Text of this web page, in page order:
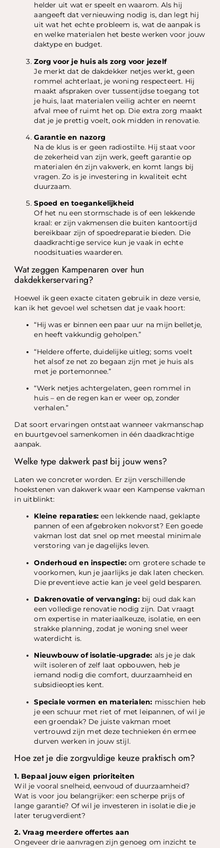
helder uit wat er speelt en waarom. Als hij
aangeeft dat vernieuwing nodig is, dan legt hij
uit wat het echte probleem is, wat de aanpak is
en welke materialen het beste werken voor jouw
daktype en budget.
Zorg voor je huis als zorg voor jezelf
Je merkt dat de dakdekker netjes werkt, geen
rommel achterlaat, je woning respecteert. Hij
maakt afspraken over tussentijdse toegang tot
je huis, laat materialen veilig achter en neemt
afval mee of ruimt het op. Die extra zorg maakt
dat je je prettig voelt, ook midden in renovatie.
Garantie en nazorg
Na de klus is er geen radiostilte. Hij staat voor
de zekerheid van zijn werk, geeft garantie op
materialen én zijn vakwerk, en komt langs bij
vragen. Zo is je investering in kwaliteit echt
duurzaam.
Spoed en toegankelijkheid
Of het nu een stormschade is of een lekkende
kraal: er zijn vakmensen die buiten kantoortijd
bereikbaar zijn of spoedreparatie bieden. Die
daadkrachtige service kun je vaak in echte
noodsituaties waarderen.
Wat zeggen Kampenaren over hun
dakdekkerservaring?
Hoewel ik geen exacte citaten gebruik in deze versie,
kan ik het gevoel wel schetsen dat je vaak hoort:
“Hij was er binnen een paar uur na mijn belletje,
en heeft vakkundig geholpen.”
“Heldere offerte, duidelijke uitleg; soms voelt
het alsof ze net zo begaan zijn met je huis als
met je portemonnee.”
“Werk netjes achtergelaten, geen rommel in
huis – en de regen kan er weer op, zonder
verhalen.”
Dat soort ervaringen ontstaat wanneer vakmanschap
en buurtgevoel samenkomen in één daadkrachtige
aanpak.
Welke type dakwerk past bij jouw wens?
Laten we concreter worden. Er zijn verschillende
hoekstenen van dakwerk waar een Kampense vakman
in uitblinkt:
Kleine reparaties: een lekkende naad, geklapte
pannen of een afgebroken nokvorst? Een goede
vakman lost dat snel op met meestal minimale
verstoring van je dagelijks leven.
Onderhoud en inspectie: om grotere schade te
voorkomen, kun je jaarlijks je dak laten checken.
Die preventieve actie kan je veel geld besparen.
Dakrenovatie of vervanging:bij oud dak kan
een volledige renovatie nodig zijn. Dat vraagt
om expertise in materiaalkeuze, isolatie, en een
strakke planning, zodat je woning snel weer
waterdicht is.
Nieuwbouw of isolatie-upgrade: als je je dak
wilt isoleren of zelf laat opbouwen, heb je
iemand nodig die comfort, duurzaamheid en
subsidieopties kent.
Speciale vormen en materialen: misschien heb
je een schuur met riet of met leipannen, of wil je
een groendak? De juiste vakman moet
vertrouwd zijn met deze technieken én ermee
durven werken in jouw stijl.
Hoe zet je die zorgvuldige keuze praktisch om?
1. Bepaal jouw eigen prioriteiten
Wil je vooral snelheid, eenvoud of duurzaamheid?
Wat is voor jou belangrijker: een scherpe prijs of
lange garantie? Of wil je investeren in isolatie die je
later terugverdient?
2. Vraag meerdere offertes aan
Ongeveer drie aanvragen zijn genoeg om inzicht te